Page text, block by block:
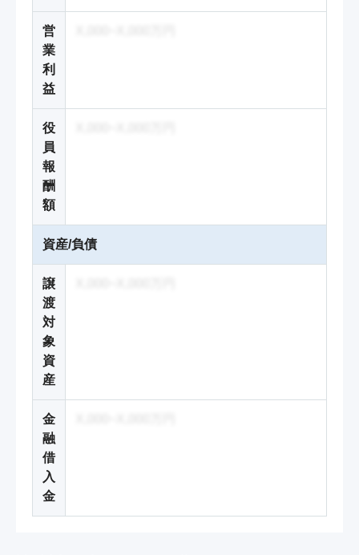
営
業
利
益
役
員
報
酬
額
資産/負債
譲
渡
対
象
資
産
金
融
借
入
金